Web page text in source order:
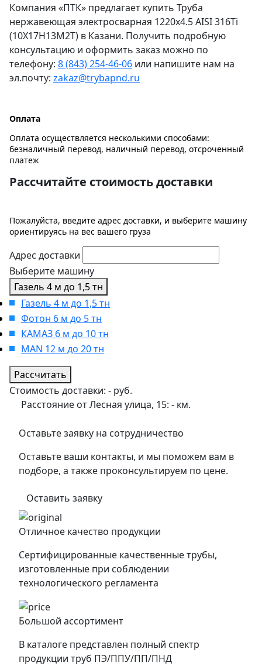
Компания «ПТК» предлагает купить Труба
нержавеющая электросварная 1220х4.5 AISI 316Ti
(10Х17Н13М2Т) в Казани. Получить подробную
консультацию и оформить заказ можно по
телефону: 8 (843) 254-46-06 или напишите нам на
эл.почту: zakaz@trybapnd.ru
Оплата
Оплата осуществляется несколькими способами:
безналичный перевод, наличный перевод, отсроченный
платеж
Рассчитайте стоимость доставки
Пожалуйста, введите адрес доставки, и выберите машину
ориентируясь на вес вашего груза
Адрес доставки
Выберите машину
Газель 4 м до 1,5 тн
Газель 4 м до 1,5 тн
Фотон 6 м до 5 тн
КАМАЗ 6 м до 10 тн
MAN 12 м до 20 тн
Рассчитать
Стоимость доставки: - руб.
Расстояние от Лесная улица, 15: - км.
Оставьте заявку на сотрудничество
Оставьте ваши контакты, и мы поможем вам в
подборе, а также проконсультируем по цене.
Оставить заявку
Отличное качество продукции
Сертифицированные качественные трубы,
изготовленные при соблюдении
технологического регламента
Большой ассортимент
В каталоге представлен полный спектр
продукции труб ПЭ/ППУ/ПП/ПНД